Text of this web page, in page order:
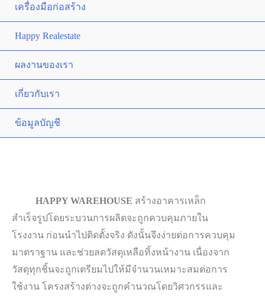
เครื่องมือก่อสร้าง
Happy Realestate
ผลงานของเรา
เกี่ยวกับเรา
ข้อมูลบัญชี
HAPPY WAREHOUSE สร้างอาคารเหล็ก
สำเร็จรูปโดยระบวนการผลิตจะถูกควบคุมภายใน
โรงงาน ก่อนนำไปติดตั้งจริง ดังนั้นจึงง่ายต่อการควบคุม
มาตราฐาน และช่วยลดวัสดุเหลือทิ้งหน้างาน เนื่องจาก
วัสดุทุกชิ้นจะถูกเตรียมไปให้มีจำนวนเหมาะสมต่อการ
ใช้งาน โครงสร้างต่างจะถูกคำนวณโดยวิศวกรรและ